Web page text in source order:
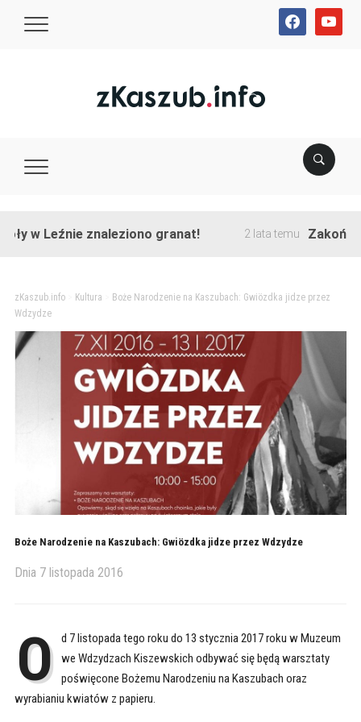
facebookyoutube
Leźnie znaleziono granat! 2 lata temu Zakończono
zKaszub.info> Kultura
Boże Narodzenie na Kaszubach: Gwiözdka jidze przez
Wdzydze
Boże Narodzenie na Kaszubach: Gwiözdka jidze przez Wdzydze
Dnia 7 listopada 2016
O d 7 listopada tego roku do 13 stycznia 2017 roku w Muzeum
we Wdzydzach Kiszewskich odbywać się będą warsztaty
poświęcone Bożemu Narodzeniu na Kaszubach oraz
wyrabianiu kwiatów z papieru.